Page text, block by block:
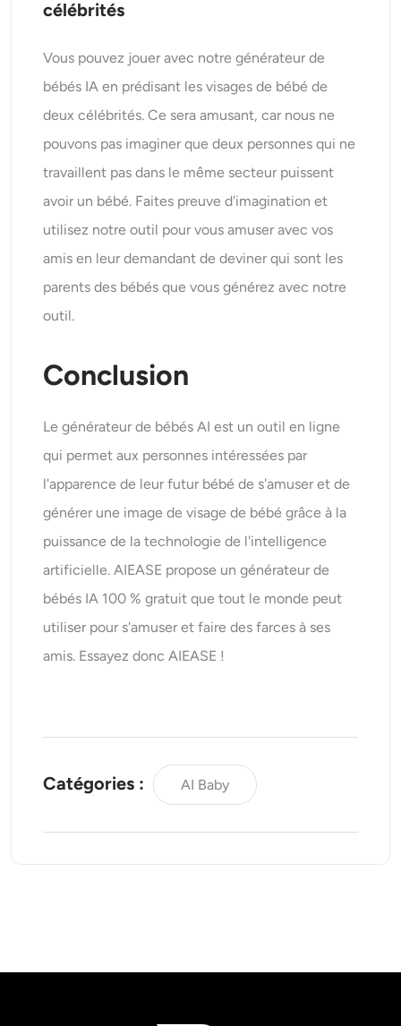
célébrités
Vous pouvez jouer avec notre générateur de
bébés IA en prédisant les visages de bébé de
deux célébrités. Ce sera amusant, car nous ne
pouvons pas imaginer que deux personnes qui ne
travaillent pas dans le même secteur puissent
avoir un bébé. Faites preuve d'imagination et
utilisez notre outil pour vous amuser avec vos
amis en leur demandant de deviner qui sont les
parents des bébés que vous générez avec notre
outil.
Conclusion
Le générateur de bébés AI est un outil en ligne
qui permet aux personnes intéressées par
l'apparence de leur futur bébé de s'amuser et de
générer une image de visage de bébé grâce à la
puissance de la technologie de l'intelligence
artificielle. AIEASE propose un générateur de
bébés IA 100 % gratuit que tout le monde peut
utiliser pour s'amuser et faire des farces à ses
amis. Essayez donc AIEASE !
Catégories : AI Baby